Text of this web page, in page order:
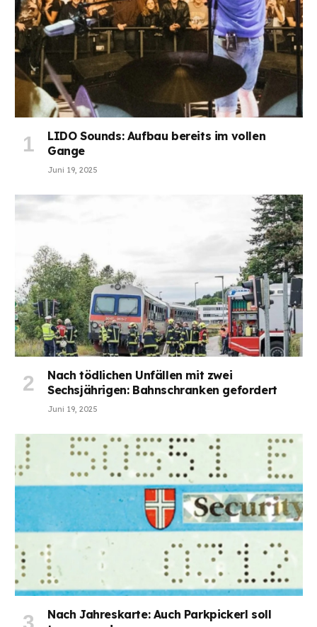
LIDO Sounds: Aufbau bereits im vollen
Gange
Juni 19, 2025
Nach tödlichen Unfällen mit zwei
Sechsjährigen: Bahnschranken gefordert
Juni 19, 2025
Nach Jahreskarte: Auch Parkpickerl soll